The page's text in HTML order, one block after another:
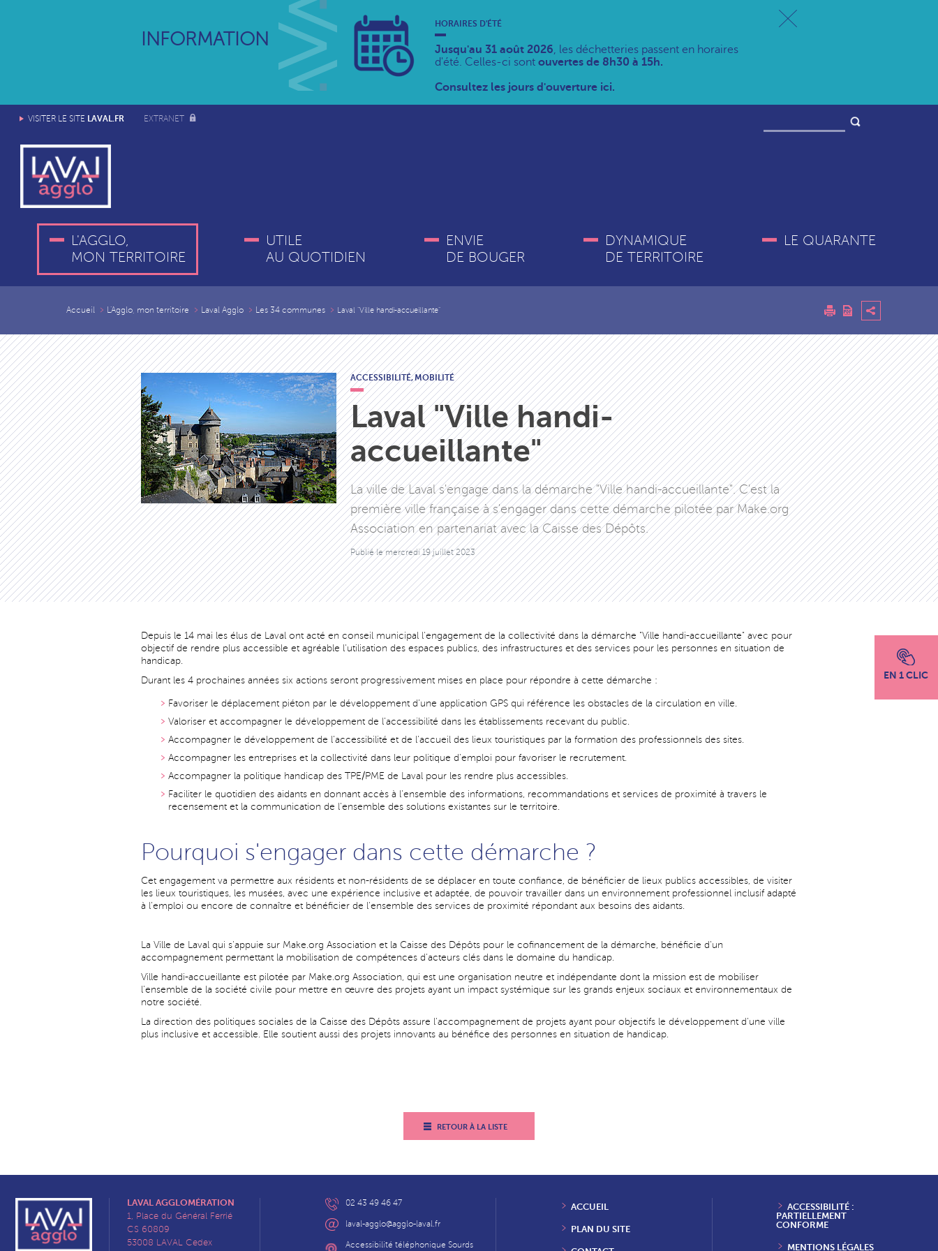
INFORMATION
HORAIRES D'ÉTÉ
Jusqu'au 31 août 2026, les déchetteries passent en horaires
d'été. Celles-ci sont ouvertes de 8h30 à 15h.
Consultez les jours d'ouverture ici.
VISITER LE SITE LAVAL.FR EXTRANET
L'AGGLO,
MON TERRITOIRE
UTILE
AU QUOTIDIEN
ENVIE
DE BOUGER
DYNAMIQUE
DE TERRITOIRE
LE QUARANTE
EN 1 CLIC
Accueil L'Agglo, mon territoire Laval Agglo Les 34 communes Laval "Ville handi-accueillante"
ACCESSIBILITÉ,MOBILITÉ
Laval "Ville handi-
accueillante"
La ville de Laval s'engage dans la démarche "Ville handi-accueillante". C'est la
première ville française à s'engager dans cette démarche pilotée par Make.org
Association en partenariat avec la Caisse des Dépôts.
Publié lemercredi 19 juillet 2023
Depuis le 14 mai les élus de Laval ont acté en conseil municipal l'engagement de la collectivité dans la démarche "Ville handi-accueillante" avec pour
objectif de rendre plus accessible et agréable l'utilisation des espaces publics, des infrastructures et des services pour les personnes en situation de
handicap.
Durant les 4 prochaines années six actions seront progressivement mises en place pour répondre à cette démarche :
Favoriser le déplacement piéton par le développement d’une application GPS qui référence les obstacles de la circulation en ville.
Valoriser et accompagner le développement de l’accessibilité dans les établissements recevant du public.
Accompagner le développement de l’accessibilité et de l’accueil des lieux touristiques par la formation des professionnels des sites.
Accompagner les entreprises et la collectivité dans leur politique d’emploi pour favoriser le recrutement.
Accompagner la politique handicap des TPE/PME de Laval pour les rendre plus accessibles.
Faciliter le quotidien des aidants en donnant accès à l’ensemble des informations, recommandations et services de proximité à travers le
recensement et la communication de l’ensemble des solutions existantes sur le territoire.
Pourquoi s'engager dans cette démarche ?
Cet engagement va permettre aux résidents et non-résidents de se déplacer en toute confiance, de bénéficier de lieux publics accessibles, de visiter
les lieux touristiques, les musées, avec une expérience inclusive et adaptée, de pouvoir travailler dans un environnement professionnel inclusif adapté
à l’emploi ou encore de connaître et bénéficier de l’ensemble des services de proximité répondant aux besoins des aidants.
La Ville de Laval qui s'appuie sur Make.org Association et la Caisse des Dépôts pour le cofinancement de la démarche, bénéficie d'un
accompagnement permettant la mobilisation de compétences d'acteurs clés dans le domaine du handicap.
Ville handi-accueillante est pilotée par Make.org Association, qui est une organisation neutre et indépendante dont la mission est de mobiliser
l’ensemble de la société civile pour mettre en œuvre des projets ayant un impact systémique sur les grands enjeux sociaux et environnementaux de
notre société.
La direction des politiques sociales de la Caisse des Dépôts assure l'accompagnement de projets ayant pour objectifs le développement d'une ville
plus inclusive et accessible. Elle soutient aussi des projets innovants au bénéfice des personnes en situation de handicap.
RETOUR À LA LISTE
LAVAL AGGLOMÉRATION
1, Place du Général Ferrié
CS 60809
53008 LAVAL Cedex
02 43 49 46 47
laval-agglo@agglo-laval.fr
Accessibilité téléphonique Sourds
ACCUEIL
PLAN DU SITE
ACCESSIBILITÉ :
PARTIELLEMENT
CONFORME
MENTIONS LÉGALES